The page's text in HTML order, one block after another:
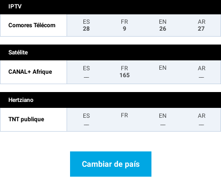
IPTV
Comores Télécom
ES
28
FR
9
EN
26
AR
27
Satélite
CANAL+ Afrique
ES
FR
165
EN
AR
Hertziano
TNT publique
ES
FR
EN
AR
Cambiar de país